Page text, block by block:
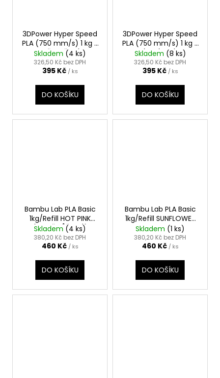
3DPower Hyper Speed
PLA (750 mm/s) 1 kg -
SVĚTLE ŠEDÁ
(TELEGREY)
Skladem (4 ks)
326,50 Kč bez DPH
395 Kč / ks
DO KOŠÍKU
3DPower Hyper Speed
PLA (750 mm/s) 1 kg -
ZELENÁ TRÁVA (GRASS
GREEN)
Skladem (8 ks)
326,50 Kč bez DPH
395 Kč / ks
DO KOŠÍKU
Bambu Lab PLA Basic
1kg/Refill HOT PINK
(JASNĚ RŮŽOVÁ)
Skladem (4 ks)
380,20 Kč bez DPH
460 Kč / ks
DO KOŠÍKU
Bambu Lab PLA Basic
1kg/Refill SUNFLOWER
YELLOW
(SLUNEČNICOVĚ ŽLUTÁ)
Skladem (1 ks)
380,20 Kč bez DPH
460 Kč / ks
DO KOŠÍKU